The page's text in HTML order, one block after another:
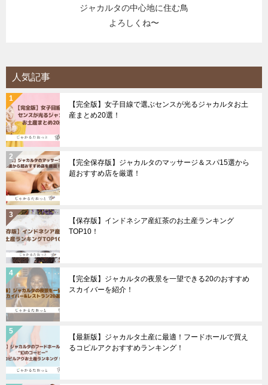
ジャカルタの中心地に住む鳥
よろしくね〜
人気記事
【完全版】女子目線で選ぶセンスが光るジャカルタお土
産まとめ20選！
【完全保存版】ジャカルタのマッサージ＆スパ15選から
超おすすめ店を厳選！
【保存版】インドネシア産紅茶のお土産ランキング
TOP10！
【完全版】ジャカルタの夜景を一望できる20のおすすめ
スカイバーを紹介！
【最新版】ジャカルタ土産に最適！フードホールで買え
るコピルアクおすすめランキング！